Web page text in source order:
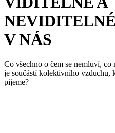
V NÁS
Co všechno o čem se nemluví,
je součástí kolektivního vzduchu,
pijeme?